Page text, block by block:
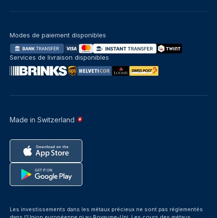
Made in Switzerland
Modes de paiement disponibles
Services de livraison disponibles
Les investissements dans les métaux précieux ne sont pas réglementés